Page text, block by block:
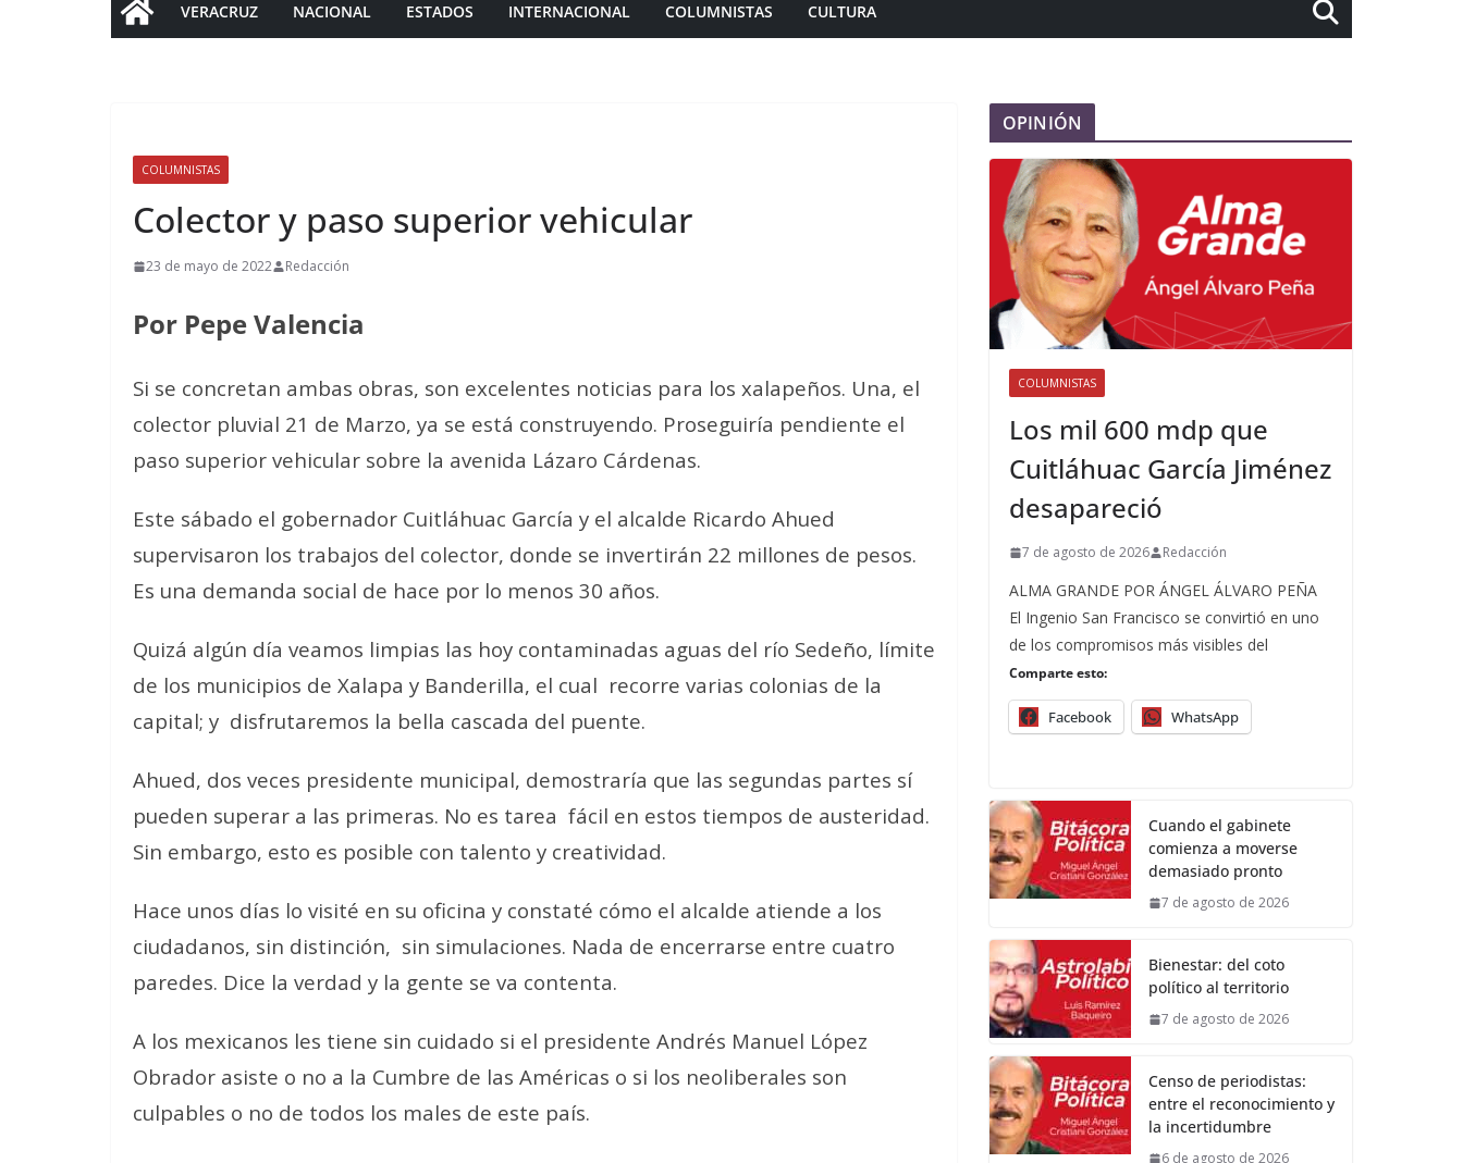
VERACRUZ NACIONAL ESTADOS INTERNACIONAL COLUMNISTAS CULTURA
COLUMNISTAS
Colector y paso superior vehicular
23 de mayo de 2022 Redacción
Por Pepe Valencia
Si se concretan ambas obras, son excelentes noticias para los xalapeños. Una, el
colector pluvial 21 de Marzo, ya se está construyendo. Proseguiría pendiente el
paso superior vehicular sobre la avenida Lázaro Cárdenas.
Este sábado el gobernador Cuitláhuac García y el alcalde Ricardo Ahued
supervisaron los trabajos del colector, donde se invertirán 22 millones de pesos.
Es una demanda social de hace por lo menos 30 años.
Quizá algún día veamos limpias las hoy contaminadas aguas del río Sedeño, límite
de los municipios de Xalapa y Banderilla, el cual recorre varias colonias de la
capital; y disfrutaremos la bella cascada del puente.
Ahued, dos veces presidente municipal, demostraría que las segundas partes sí
pueden superar a las primeras. No es tarea fácil en estos tiempos de austeridad.
Sin embargo, esto es posible con talento y creatividad.
Hace unos días lo visité en su oficina y constaté cómo el alcalde atiende a los
ciudadanos, sin distinción, sin simulaciones. Nada de encerrarse entre cuatro
paredes. Dice la verdad y la gente se va contenta.
A los mexicanos les tiene sin cuidado si el presidente Andrés Manuel López
Obrador asiste o no a la Cumbre de las Américas o si los neoliberales son
culpables o no de todos los males de este país.
OPINIÓN
COLUMNISTAS
Los mil 600 mdp que
Cuitláhuac García Jiménez
desapareció
7 de agosto de 2026 Redacción
ALMA GRANDE POR ÁNGEL ÁLVARO PEÑA
El Ingenio San Francisco se convirtió en uno
de los compromisos más visibles del
Comparte esto:
Facebook WhatsApp
Cuando el gabinete
comienza a moverse
demasiado pronto
7 de agosto de 2026
Bienestar: del coto
político al territorio
7 de agosto de 2026
Censo de periodistas:
entre el reconocimiento y
la incertidumbre
6 de agosto de 2026